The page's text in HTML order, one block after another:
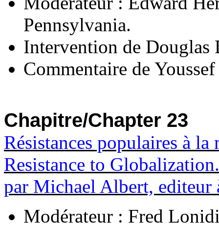
Pennsylvania.
Intervention de
Commentaire de
Chapitre/Chapter 23
Résistances populaires à
Resistance to Globalization.
par Michael Albert, editeur
Modérateur : Fred